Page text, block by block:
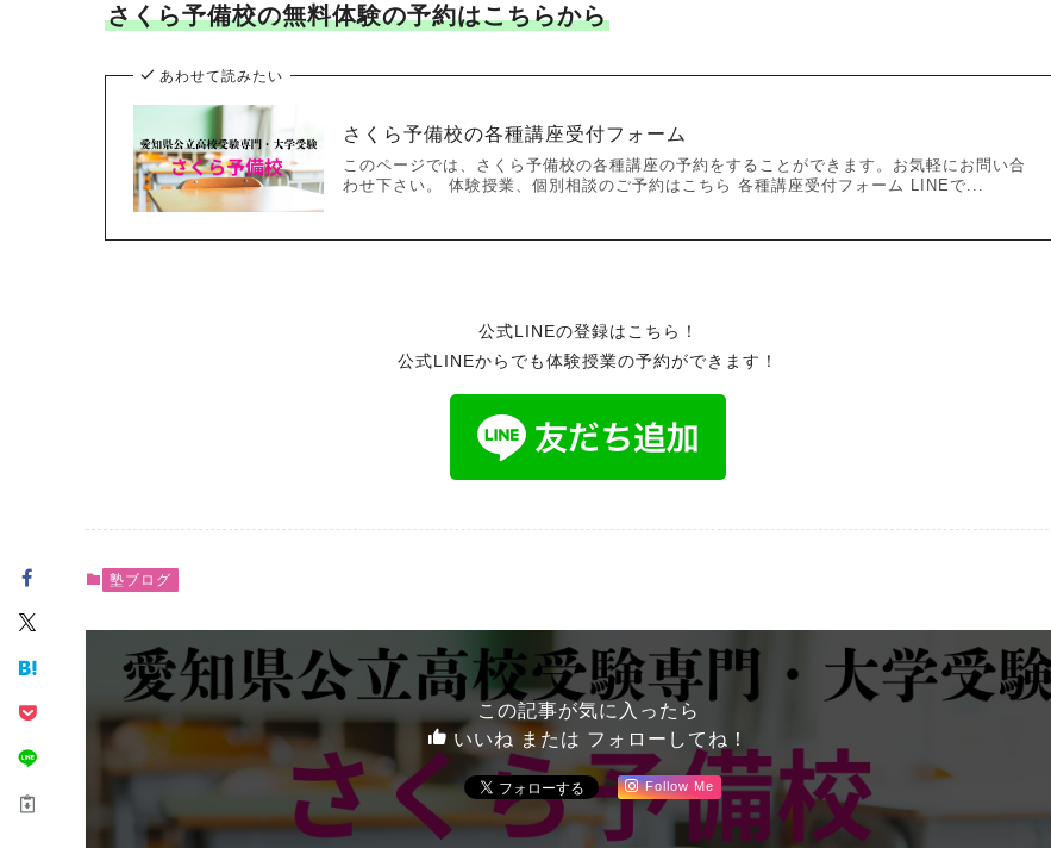
さくら予備校の無料体験の予約はこちらから
あわせて読みたい
さくら予備校の各種講座受付フォーム
このページでは、さくら予備校の各種講座の予約をすることができます。お気軽にお問い合
わせ下さい。 体験授業、個別相談のご予約はこちら 各種講座受付フォーム LINEで...
公式LINEの登録はこちら！
公式LINEからでも体験授業の予約ができます！
塾ブログ
この記事が気に入ったら
いいね または フォローしてね！
Follow Me